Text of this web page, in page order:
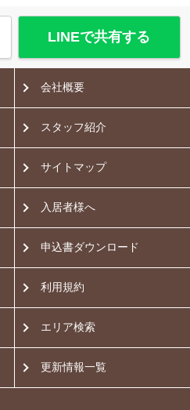
LINEで共有する
会社概要
スタッフ紹介
サイトマップ
入居者様へ
申込書ダウンロード
利用規約
エリア検索
更新情報一覧